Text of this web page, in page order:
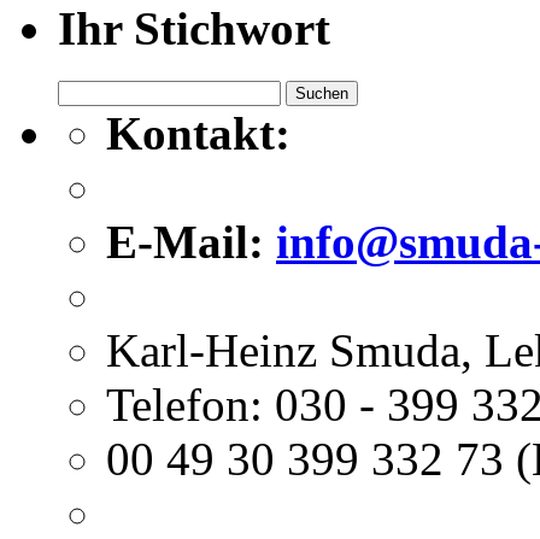
Ihr Stichwort
nach: Kontakt:
E-Mail:
Karl-Heinz Smuda,
Telefon: 030 - 399
00 49 30 399 332 73